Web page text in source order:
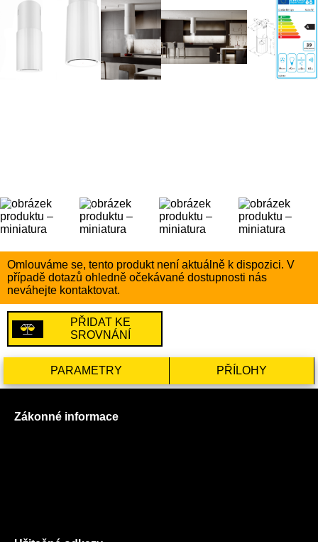
Omlouváme se, tento produkt není aktuálně k dispozici. V
případě dotazů ohledně očekávané dostupnosti nás
neváhejte kontaktovat.
PŘIDAT KE
SROVNÁNÍ
PARAMETRY PŘÍLOHY
Zákonné informace